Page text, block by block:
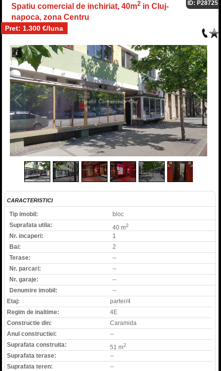
Spatiu comercial de inchiriat, 40m2in Cluj-
napoca, zona Centru
Pret: 1.300 €/luna
ID: P28725
1 / 10
CARACTERISTICI
Tip imobil:
bloc
Suprafata utila:
40 m2
Nr. incaperi:
1
Bai:
2
Terase:
--
Nr. parcari:
--
Nr. garaje:
--
Denumire imobil:
--
Etaj:
parter/4
Regim de inaltime:
4E
Constructie din:
Caramida
Anul constructiei:
--
Suprafata construita:
51 m2
Suprafata terase:
--
Suprafata teren:
--